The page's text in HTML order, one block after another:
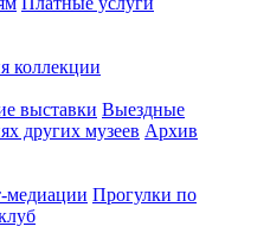
коллекции
выставки Выездные
других музеев Архив
медиации Прогулки по